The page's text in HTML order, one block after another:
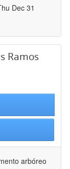
Dec 31
Ramos
arbóreo